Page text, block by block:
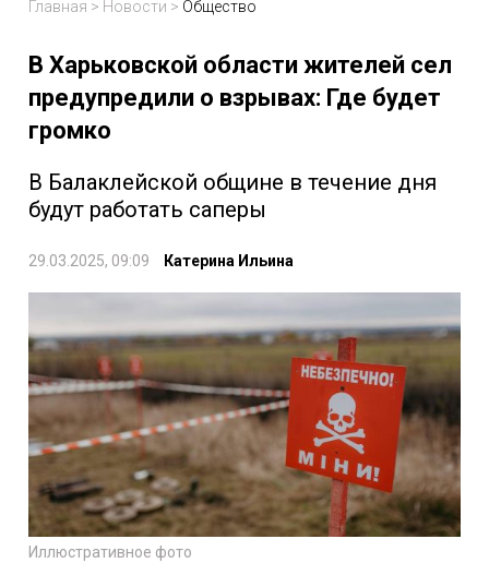
Главная > Новости > Общество
В Харьковской области жителей сел
предупредили о взрывах: Где будет
громко
В Балаклейской общине в течение дня
будут работать саперы
29.03.2025, 09:09 Катерина Ильина
Иллюстративное фото